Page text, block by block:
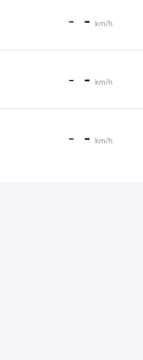
- - km/h
- - km/h
- - km/h